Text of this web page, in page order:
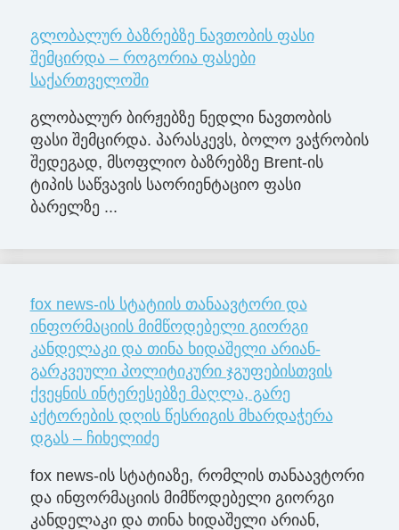
გლობალურ ბაზრებზე ნავთობის ფასი
შემცირდა – როგორია ფასები
საქართველოში
გლობალურ ბირჟებზე ნედლი ნავთობის
ფასი შემცირდა. პარასკევს, ბოლო ვაჭრობის
შედეგად, მსოფლიო ბაზრებზე Brent-ის
ტიპის საწვავის საორიენტაციო ფასი
ბარელზე ...
fox news-ის სტატიის თანაავტორი და
ინფორმაციის მიმწოდებელი გიორგი
კანდელაკი და თინა ხიდაშელი არიან-
გარკვეული პოლიტიკური ჯგუფებისთვის
ქვეყნის ინტერესებზე მაღლა, გარე
აქტორების დღის წესრიგის მხარდაჭერა
დგას – ჩიხელიძე
fox news-ის სტატიაზე, რომლის თანაავტორი
და ინფორმაციის მიმწოდებელი გიორგი
კანდელაკი და თინა ხიდაშელი არიან,